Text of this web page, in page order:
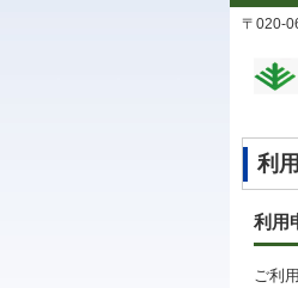
〒020-
利
利用
ご利